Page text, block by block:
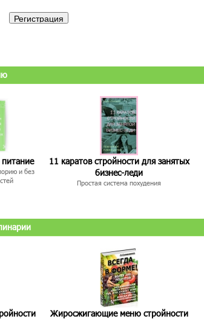
и без
11 каратов стройности для занятых
бизнес-леди
Простая система похудения
Жиросжигающие меню стройности